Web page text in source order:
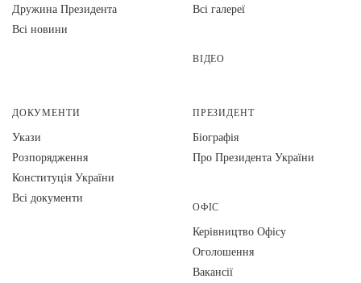
Дружина Президента
Всі новини
Всі галереї
ВІДЕО
ДОКУМЕНТИ
Укази
Розпорядження
Конституція України
Всі документи
ПРЕЗИДЕНТ
Біографія
Про Президента України
ОФІС
Керівництво Офісу
Оголошення
Вакансії